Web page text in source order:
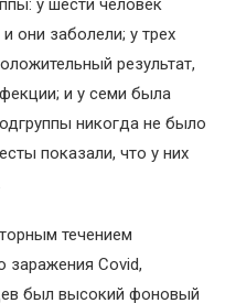
у шести человек
они заболели; у трех
результат,
и у семи была
никогда не было
показали, что у них
течением
заражения Covid,
был высокий фоновый